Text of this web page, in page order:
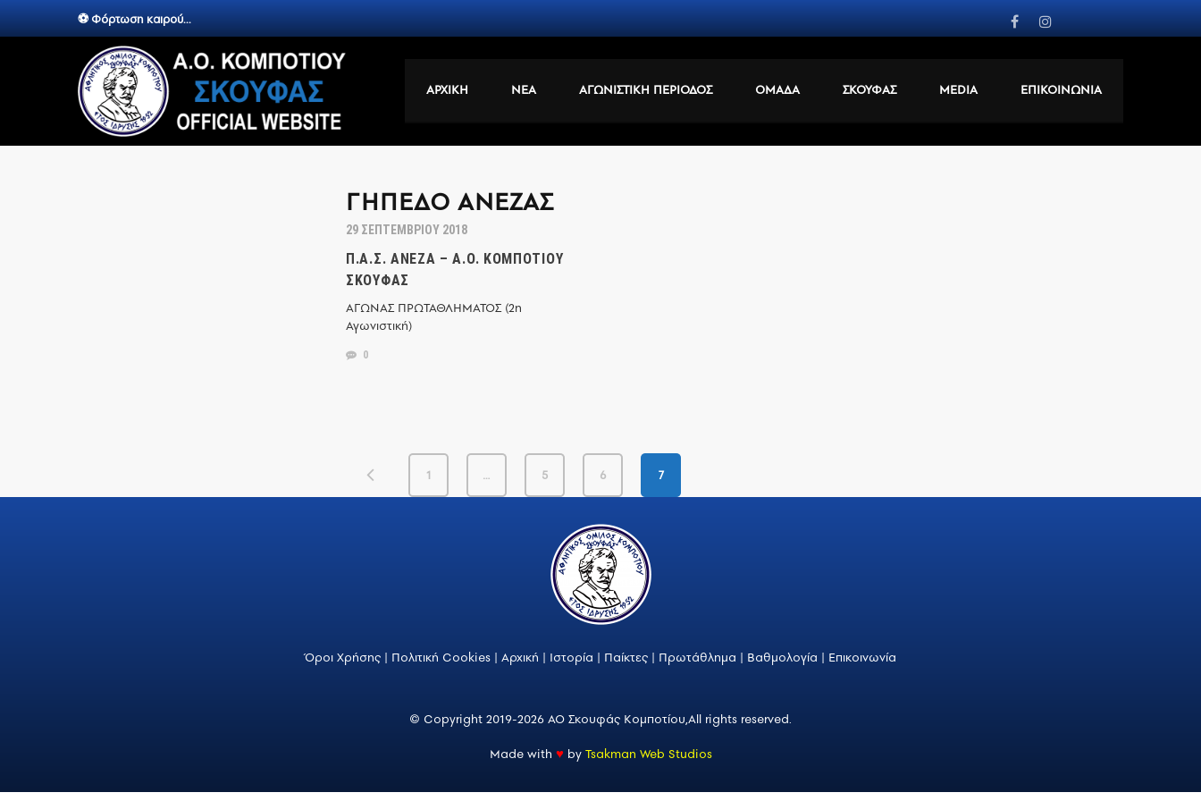
⚽ Φόρτωση καιρού...
ΑΡΧΙΚΗ ΝΕΑ ΑΓΩΝΙΣΤΙΚΗ ΠΕΡΙΟΔΟΣ ΟΜΑΔΑ ΣΚΟΥΦΑΣ MEDIA ΕΠΙΚΟΙΝΩΝΙΑ
ΓΉΠΕΔΟ ΑΝΈΖΑΣ
29 ΣΕΠΤΕΜΒΡΊΟΥ 2018
Π.Α.Σ. ΑΝΈΖΑ – Α.Ο. ΚΟΜΠΟΤΊΟΥ
ΣΚΟΥΦΆΣ
ΑΓΩΝΑΣ ΠΡΩΤΑΘΛΗΜΑΤΟΣ (2η
Αγωνιστική)
0
1 … 5 6 7
Όροι Χρήσης | Πολιτική Cookies | Αρχική | Ιστορία | Παίκτες | Πρωτάθλημα | Βαθμολογία | Επικοινωνία
© Copyright 2019-2026 ΑΟ Σκουφάς Κομποτίου,All rights reserved.
Made with ♥ by Tsakman Web Studios